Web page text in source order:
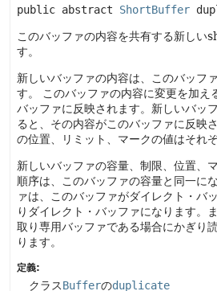
public abstract ShortBuffer
このバッファの内容を共有する新しい
す。
新しいバッファの内容は、このバッフ
す。
このバッファの内容に変更を加え
バッファに反映されます。新しいバッ
ると、その内容がこのバッファに反映
の位置、リミット、マークの値はそれ
新しいバッファの容量、制限、位置、
順序は、このバッファの容量と同一にな
ァは、このバッファがダイレクト・バ
りダイレクト・バッファになります。
取り専用バッファである場合にかぎり
ります。
定義:
クラスBufferのduplicate